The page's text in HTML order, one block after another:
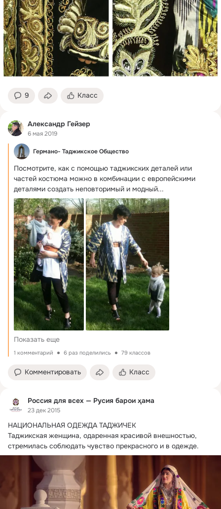
9 Класс
Александр Гейзер
6 мая 2019
Германо- Таджикское Общество
Посмотрите, как с помощью таджикских деталей или
частей костюма можно в комбинации с европейскими
деталями создать неповторимый и модный...
Показать еще
1 комментарий 6 раз поделились 79 классов
Комментировать Класс
Россия для всех — Русия барои ҳама
23 дек 2015
НАЦИОНАЛЬНАЯ ОДЕЖДА ТАДЖИЧЕК
Таджикская женщина, одаренная красивой внешностью,
стремилась соблюдать чувство прекрасного и в одежде.